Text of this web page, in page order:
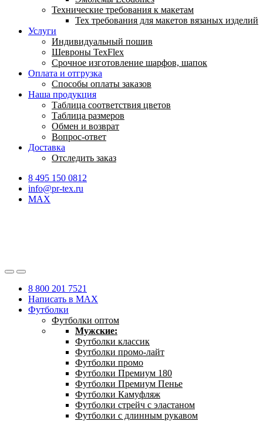
Технические требования к макетам
Тех требования для макетов вязаных изделий
Услуги
Индивидуальный пошив
Шевроны TexFlex
Срочное изготовление шарфов, шапок
Оплата и отгрузка
Способы оплаты заказов
Наша продукция
Таблица соответствия цветов
Таблица размеров
Обмен и возврат
Вопрос-ответ
Доставка
Отследить заказ
8 495 150 0812
info@pr-tex.ru
MAX
8 800 201 7521
Написать в MAX
Футболки
Футболки оптом
Мужские:
Футболки классик
Футболки промо-лайт
Футболки промо
Футболки Премиум 180
Футболки Премиум Пенье
Футболки Камуфляж
Футболки стрейч с эластаном
Футболки с длинным рукавом